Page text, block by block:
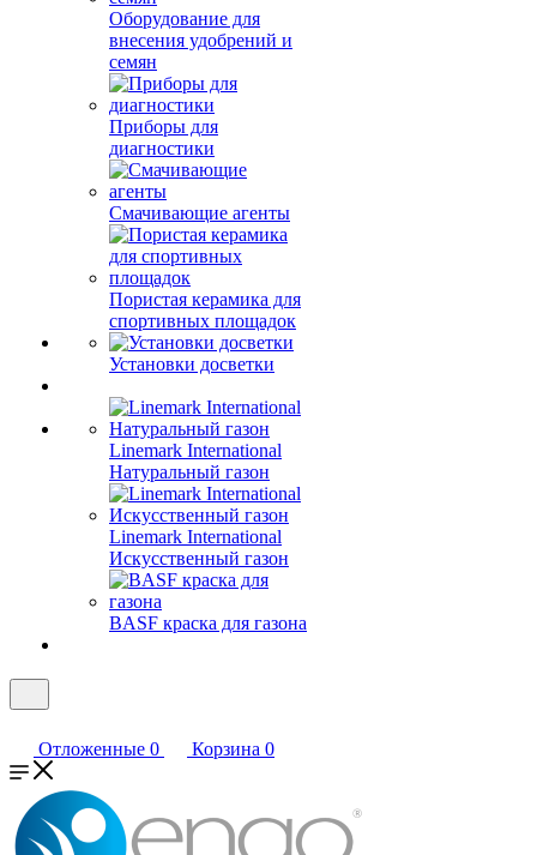
Оборудование для
внесения удобрений и
семян
Приборы для
диагностики
Смачивающие агенты
Пористая керамика для
спортивных площадок
Установки досветки
Linemark International
Натуральный газон
Linemark International
Искусственный газон
BASF краска для газона
Отложенные 0 Корзина 0